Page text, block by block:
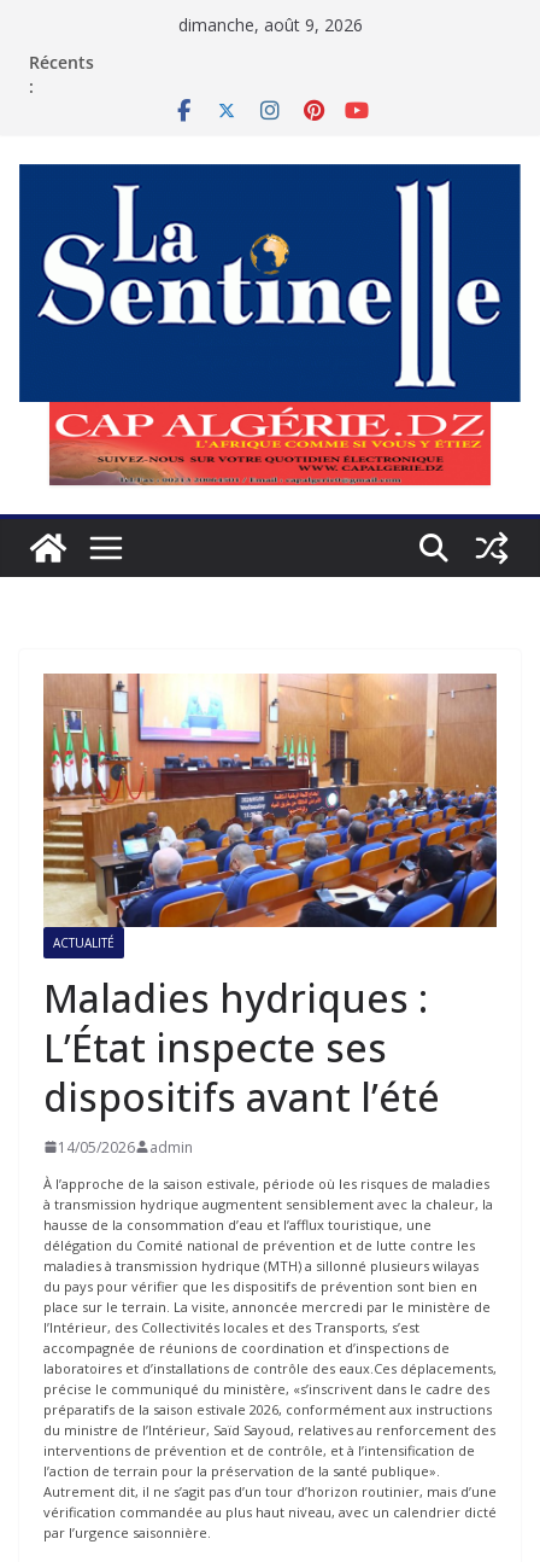
dimanche, août 9, 2026
Récents
:
ACTUALITÉ
Maladies hydriques :
L’État inspecte ses
dispositifs avant l’été
14/05/2026 admin
À l’approche de la saison estivale, période où les risques de maladies
à transmission hydrique augmentent sensiblement avec la chaleur, la
hausse de la consommation d’eau et l’afflux touristique, une
délégation du Comité national de prévention et de lutte contre les
maladies à transmission hydrique (MTH) a sillonné plusieurs wilayas
du pays pour vérifier que les dispositifs de prévention sont bien en
place sur le terrain. La visite, annoncée mercredi par le ministère de
l’Intérieur, des Collectivités locales et des Transports, s’est
accompagnée de réunions de coordination et d’inspections de
laboratoires et d’installations de contrôle des eaux.Ces déplacements,
précise le communiqué du ministère, «s’inscrivent dans le cadre des
préparatifs de la saison estivale 2026, conformément aux instructions
du ministre de l’Intérieur, Saïd Sayoud, relatives au renforcement des
interventions de prévention et de contrôle, et à l’intensification de
l’action de terrain pour la préservation de la santé publique».
Autrement dit, il ne s’agit pas d’un tour d’horizon routinier, mais d’une
vérification commandée au plus haut niveau, avec un calendrier dicté
par l’urgence saisonnière.